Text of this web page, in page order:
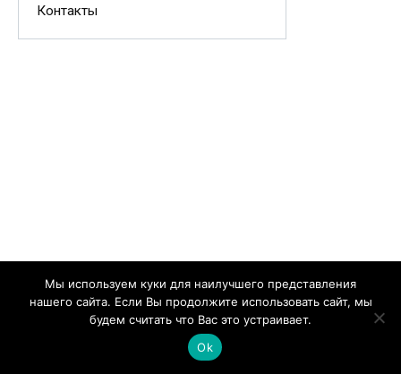
Контакты
Мы используем куки для наилучшего представления
нашего сайта. Если Вы продолжите использовать сайт, мы
будем считать что Вас это устраивает.
Ok